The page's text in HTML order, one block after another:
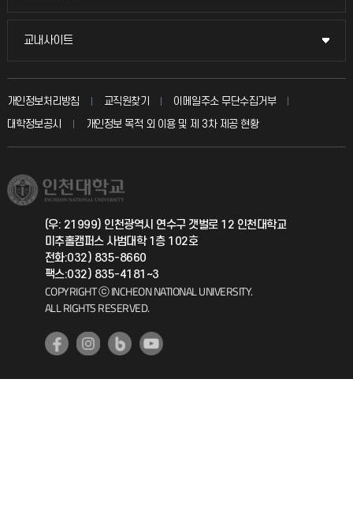
입학안내
취업정보(학생)
칭찬마당
학생서비스 지킴이
국방헬프콜
총동문회
교내사이트
교내사이트
교수회
교육혁신본부
국제지원과
공자아카데미
기초교육원
개인정보처리방침 교직원찾기
이메일주소 무단수집거부
대학정보공시
개인정보 목적 외 이용 및 제 3차 제공 현황
(우: 21999) 인천광역시 연수구 갯벌로 12 인천대학교
미추홀캠퍼스 사범대학 1층 102호
전화:032) 835-8660
팩스:032) 835-4181~3
COPYRIGHT ⓒ INCHEON NATIONAL UNIVERSITY.
ALL RIGHTS RESERVED.